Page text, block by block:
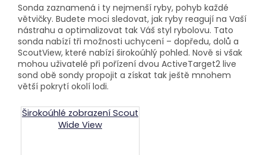
Sonda zaznamená i ty nejmenší ryby, pohyb každé
větvičky. Budete moci sledovat, jak ryby reagují na Vaší
nástrahu a optimalizovat tak Váš styl rybolovu. Tato
sonda nabízí tři možnosti uchycení – dopředu, dolů a
ScoutView, které nabízí širokoúhlý pohled. Nově si však
mohou uživatelé při pořízení dvou ActiveTarget2 live
sond obě sondy propojit a získat tak ještě mnohem
větší pokrytí okolí lodi.
Širokoúhlé zobrazení Scout
Wide View